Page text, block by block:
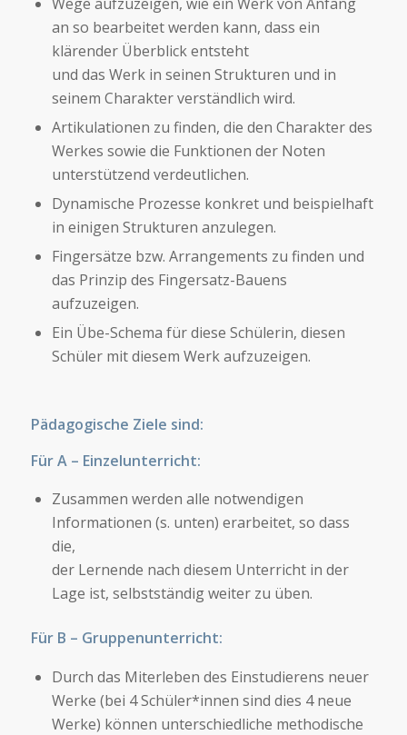
an so bearbeitet werden kann, dass ein
klärender Überblick entsteht
und das Werk in seinen Strukturen und in
seinem Charakter verständlich wird.
Artikulationen zu finden, die den Charakter des
Werkes sowie die Funktionen der Noten
unterstützend verdeutlichen.
Dynamische Prozesse konkret und beispielhaft
in einigen Strukturen anzulegen.
Fingersätze bzw. Arrangements zu finden und
das Prinzip des Fingersatz-Bauens
aufzuzeigen.
Ein Übe-Schema für diese Schülerin, diesen
Schüler mit diesem Werk aufzuzeigen.
Pädagogische Ziele sind:
Für A – Einzelunterricht:
Zusammen werden alle notwendigen
Informationen (s. unten) erarbeitet, so dass
die,
der Lernende nach diesem Unterricht in der
Lage ist, selbstständig weiter zu üben.
Für B – Gruppenunterricht:
Durch das Miterleben des Einstudierens neuer
Werke (bei 4 Schüler*innen sind dies 4 neue
Werke) können unterschiedliche methodische